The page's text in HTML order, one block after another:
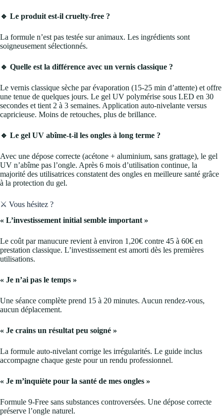
🔹 Le produit est-il cruelty-free ?
La formule n’est pas testée sur animaux. Les ingrédients sont
soigneusement sélectionnés.
🔹 Quelle est la différence avec un vernis classique ?
Le vernis classique sèche par évaporation (15-25 min d’attente) et offre
une tenue de quelques jours. Le gel UV polymérise sous LED en 30
secondes et tient 2 à 3 semaines. Application auto-nivelante versus
capricieuse. Moins de retouches, plus de brillance.
🔹 Le gel UV abîme-t-il les ongles à long terme ?
Avec une dépose correcte (acétone + aluminium, sans grattage), le gel
UV n’abîme pas l’ongle. Après 6 mois d’utilisation continue, la
majorité des utilisatrices constatent des ongles en meilleure santé grâce
à la protection du gel.
⚔️ Vous hésitez ?
« L’investissement initial semble important »
Le coût par manucure revient à environ 1,20€ contre 45 à 60€ en
prestation classique. L’investissement est amorti dès les premières
utilisations.
« Je n’ai pas le temps »
Une séance complète prend 15 à 20 minutes. Aucun rendez-vous,
aucun déplacement.
« Je crains un résultat peu soigné »
La formule auto-nivelant corrige les irrégularités. Le guide inclus
accompagne chaque geste pour un rendu professionnel.
« Je m’inquiète pour la santé de mes ongles »
Formule 9-Free sans substances controversées. Une dépose correcte
préserve l’ongle naturel.